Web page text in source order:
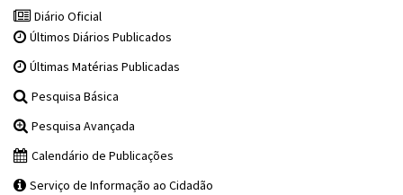
Diário Oficial
Últimos Diários Publicados
Últimas Matérias Publicadas
Pesquisa Básica
Pesquisa Avançada
Calendário de Publicações
Serviço de Informação ao Cidadão